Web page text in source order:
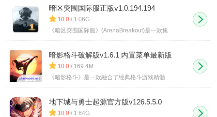
暗区突围国际服正版v1.0.194.194
10.0 / 1.06G
《暗区突围国际服》(ArenaBreakout)是一款集
暗影格斗破解版v1.6.1 内置菜单最新版
10.0 / 169.4M
《暗影格斗》是一款融合了经典格斗游戏精髓
地下城与勇士起源官方版v126.5.5.0
10.0 / 1.64G